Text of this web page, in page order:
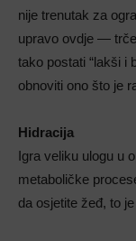
nije trenutak za
upravo ovdje —
tako postati “lakši i
obnoviti ono što je
Hidracija
Igra veliku ulogu u
metaboličke
da osjetite žeđ, to